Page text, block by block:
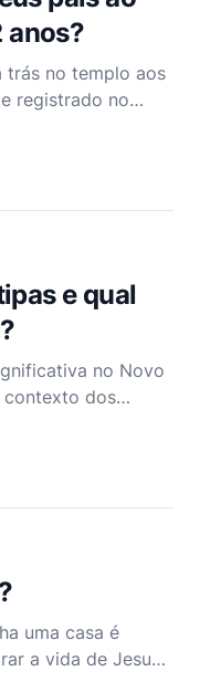
anos?
trás no templo aos
registrado no
questões sobre
O relato é
descreve como os
e qual
no Novo
contexto dos
Cristo. Para
primeiro
e político
uma casa é
a vida de Jesus